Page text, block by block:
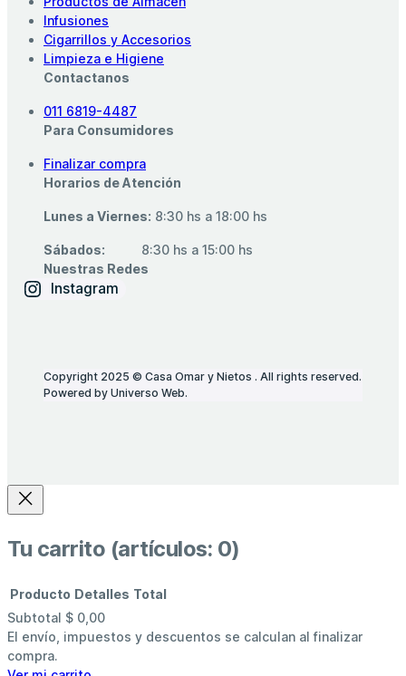
Infusiones
Cigarrillos y Accesorios
Limpieza e Higiene
Contactanos
011 6819-4487
Para Consumidores
Finalizar compra
Horarios de Atención
Lunes a Viernes: 8:30 hs a 18:00 hs
Sábados: ‎ ‎ ‎ ‎ ‎ ‎ ‎ ‎ ‎ 8:30 hs a 15:00 hs
Nuestras Redes
Instagram
Copyright 2025 © Casa Omar y Nietos . All rights reserved.
Powered by Universo Web.
Tu carrito (artículos: 0)
Productos
Producto Detalles Total
Subtotal $ 0,00
El envío, impuestos y descuentos se calculan al finalizar
compra.